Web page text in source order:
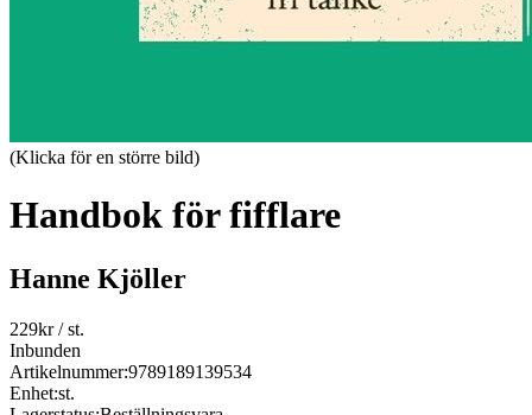
(Klicka för en större bild)
Handbok för fifflare
Hanne Kjöller
229kr/ st.
Inbunden
Artikelnummer:9789189139534
Enhet:st.